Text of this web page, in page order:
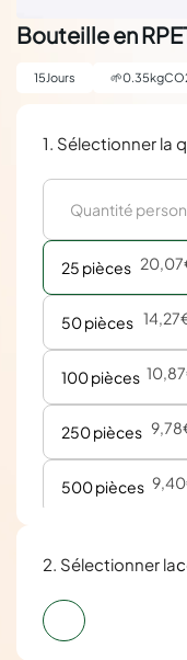
Bouteille en
15 Jours 🌱0.35
1. Sélectionner la
25 pièces
50 pièces
100 pièces
250 pièces
500 pièces
2. Sélectionner la